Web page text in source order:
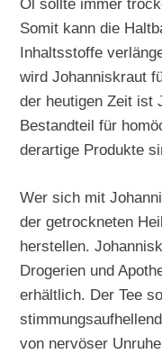
Öl sollte immer
Somit kann die
Inhaltsstoffe
wird Johanniskraut
der heutigen Zeit ist
Bestandteil für
derartige Produkte
Wer sich mit
der getrockneten
herstellen.
Drogerien und
erhältlich. Der Tee
von nervöser